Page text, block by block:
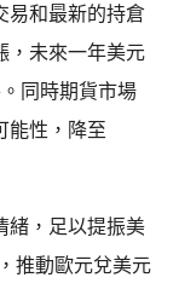
易和最新的持倉
，未來一年美元
同時期貨市場
能性，降至
緒，足以提振美
推動歐元兌美元